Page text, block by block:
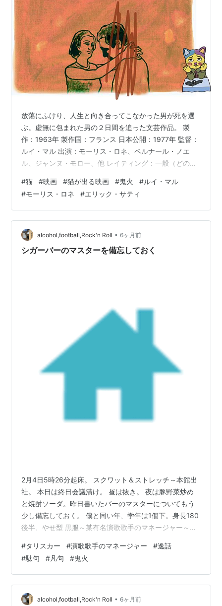
放蕩にふけり、人生と向き合ってこなかった男が死を選
ぶ。虚無に包まれた男の２日間を追った文芸作品。 製
作：1963年 製作国：フランス 日本公開：1977年 監督：
ルイ・マル 出演：モーリス・ロネ、ベルナール・ノエ
ル、ジャンヌ・モロー、他 レイティング：一般（どの年
役：☆（ほんのチョイ役） 友人宅の飼い猫 名前：不明
色柄：黒 ◆鬼火のような人 今回と次回の２回にわたっ
て、リメイクではないけれど題名（邦題）が同じ映画を
お届けします。こういう企画を時々やりたいのですが、
同じ題名の映画までは見つけられても両方とも猫が出て
いるとは限らないので、今…
#猫 #映画 #猫が出る映画 #鬼火 #ルイ・マル
#モーリス・ロネ #エリック・サティ
alcohol,football,Rock'n Roll • 6ヶ月前
シガーバーのマスターを備忘しておく
2月4日5時26分起床。 スクワット＆ストレッチ～本館出
社。 本日は終日会議漬け。 昼は抜き。 夜は豚野菜炒め
と焼酎ソーダ。昨日書いたバーのマスターについてもう
少し備忘しておく。 僕と同い年、学年は1個下。身長180
後半、やせ型 黒服～某有名演歌歌手のマネージャー～マ
足、ハンモックを吊って寝ているらしい 店ではいつもタ
リスカーを飲んでいた。毎晩結構な量。 タリスカーの販
売量世界一になったが、そのほとんどは自分で消費して
いた。 タリスカーはLVMHグループなのだが、フランス
からブランド担当が見に来たらしい。 ワールドカップ期
#タリスカー #演歌歌手のマネージャー #逸話
#駄句 #凡句 #鬼火
alcohol,football,Rock'n Roll • 6ヶ月前